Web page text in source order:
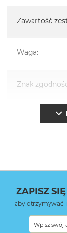
Zawartość
Waga:
Znak
Opakowanie
(pudełko):
ZAPISZ
aby otrzymywać